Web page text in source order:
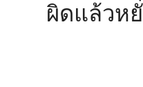
ผิดแล้วห